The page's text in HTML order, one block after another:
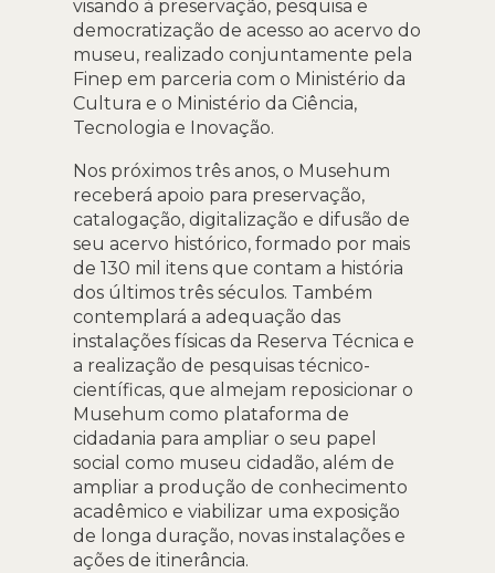
visando à preservação, pesquisa e
democratização de acesso ao acervo do
museu, realizado conjuntamente pela
Finep em parceria com o Ministério da
Cultura e o Ministério da Ciência,
Tecnologia e Inovação.
Nos próximos três anos, o Musehum
receberá apoio para preservação,
catalogação, digitalização e difusão de
seu acervo histórico, formado por mais
de 130 mil itens que contam a história
dos últimos três séculos. Também
contemplará a adequação das
instalações físicas da Reserva Técnica e
a realização de pesquisas técnico-
científicas, que almejam reposicionar o
Musehum como plataforma de
cidadania para ampliar o seu papel
social como museu cidadão, além de
ampliar a produção de conhecimento
acadêmico e viabilizar uma exposição
de longa duração, novas instalações e
ações de itinerância.